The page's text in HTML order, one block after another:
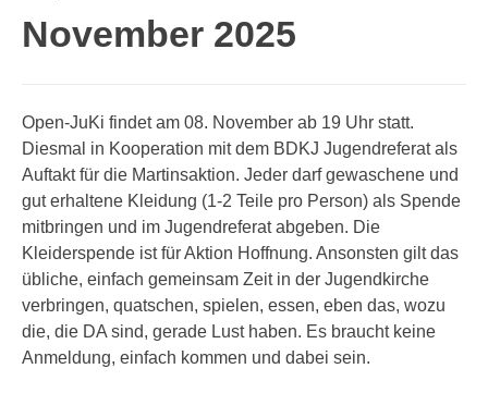
November 2025
Open-JuKi findet am 08. November ab 19 Uhr statt.
Diesmal in Kooperation mit dem BDKJ Jugendreferat als
Auftakt für die Martinsaktion. Jeder darf gewaschene und
gut erhaltene Kleidung (1-2 Teile pro Person) als Spende
mitbringen und im Jugendreferat abgeben. Die
Kleiderspende ist für Aktion Hoffnung. Ansonsten gilt das
übliche, einfach gemeinsam Zeit in der Jugendkirche
verbringen, quatschen, spielen, essen, eben das, wozu
die, die DA sind, gerade Lust haben. Es braucht keine
Anmeldung, einfach kommen und dabei sein.